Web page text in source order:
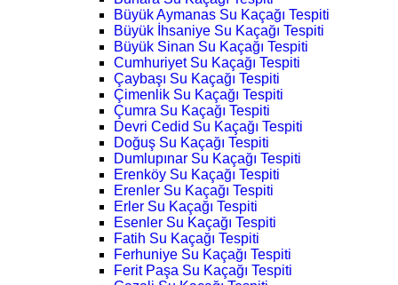
Büyük Aymanas Su Kaçağı Tespiti
Büyük İhsaniye Su Kaçağı Tespiti
Büyük Sinan Su Kaçağı Tespiti
Cumhuriyet Su Kaçağı Tespiti
Çaybaşı Su Kaçağı Tespiti
Çimenlik Su Kaçağı Tespiti
Çumra Su Kaçağı Tespiti
Devri Cedid Su Kaçağı Tespiti
Doğuş Su Kaçağı Tespiti
Dumlupınar Su Kaçağı Tespiti
Erenköy Su Kaçağı Tespiti
Erenler Su Kaçağı Tespiti
Erler Su Kaçağı Tespiti
Esenler Su Kaçağı Tespiti
Fatih Su Kaçağı Tespiti
Ferhuniye Su Kaçağı Tespiti
Ferit Paşa Su Kaçağı Tespiti